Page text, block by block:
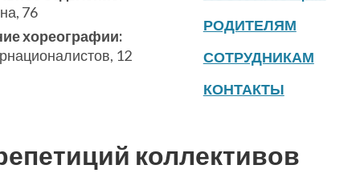
76
хореографии:
12
РОДИТЕЛЯМ
СОТРУДНИКАМ
КОНТАКТЫ
коллективов